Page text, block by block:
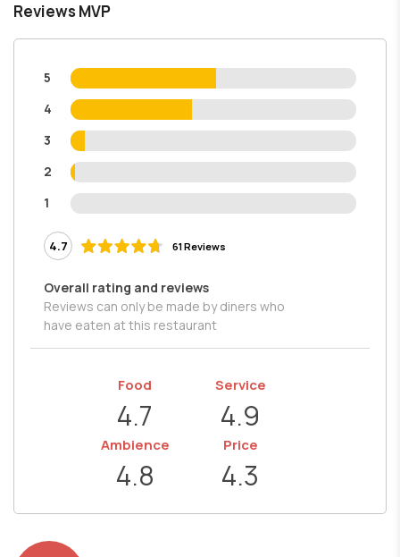
Reviews MVP
5
4
3
2
1
4.7 61 Reviews
Overall rating and reviews
Reviews can only be made by diners who
have eaten at this restaurant
Food
4.7
Service
4.9
Ambience
4.8
Price
4.3